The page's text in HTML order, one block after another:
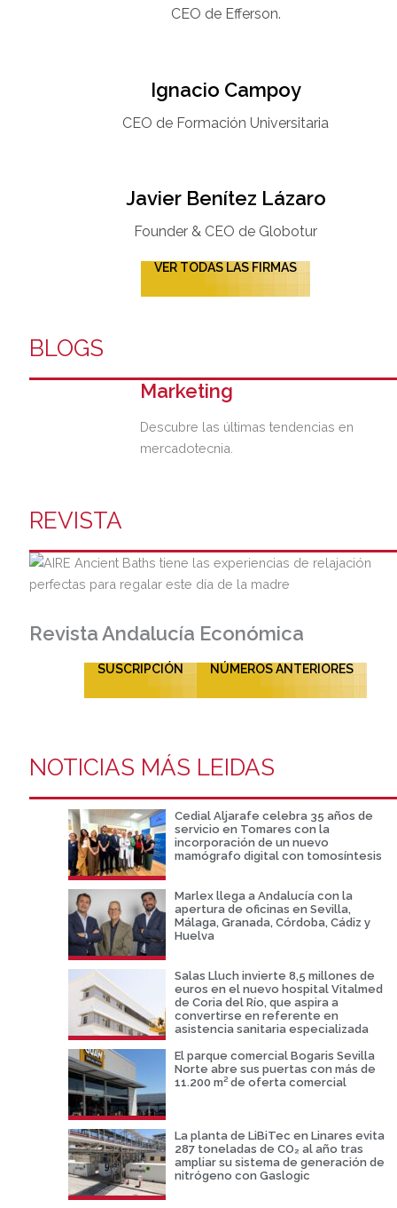
CEO de Efferson.
Ignacio Campoy​
CEO de Formación Universitaria​
Javier Benítez Lázaro
Founder & CEO de Globotur​
VER TODAS LAS FIRMAS
BLOGS
Marketing
Descubre las últimas tendencias en
mercadotecnia.
REVISTA
Revista Andalucía Económica
SUSCRIPCIÓN NÚMEROS ANTERIORES
NOTICIAS MÁS LEIDAS
Cedial Aljarafe celebra 35 años de
servicio en Tomares con la
incorporación de un nuevo
mamógrafo digital con tomosíntesis
Marlex llega a Andalucía con la
apertura de oficinas en Sevilla,
Málaga, Granada, Córdoba, Cádiz y
Huelva
Salas Lluch invierte 8,5 millones de
euros en el nuevo hospital Vitalmed
de Coria del Río, que aspira a
convertirse en referente en
asistencia sanitaria especializada
El parque comercial Bogaris Sevilla
Norte abre sus puertas con más de
11.200 m² de oferta comercial
La planta de LiBiTec en Linares evita
287 toneladas de CO₂ al año tras
ampliar su sistema de generación de
nitrógeno con Gaslogic